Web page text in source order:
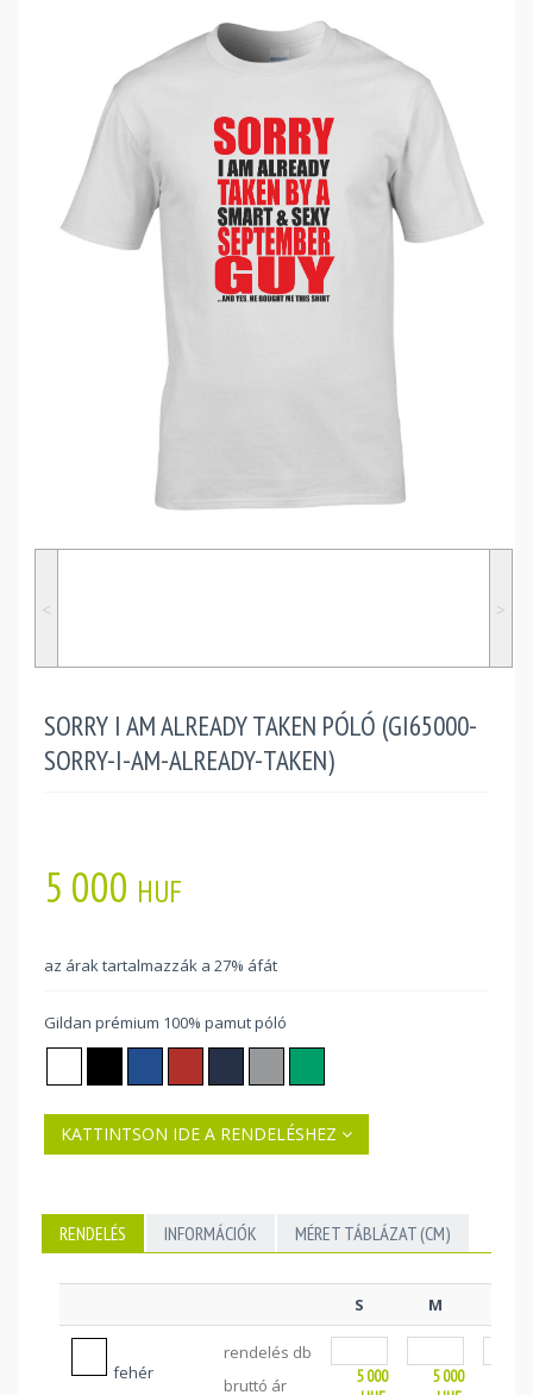
˂ ˃
SORRY I AM ALREADY TAKEN PÓLÓ (GI65000-
SORRY-I-AM-ALREADY-TAKEN)
5 000 HUF
az árak tartalmazzák a 27% áfát
Gildan prémium 100% pamut póló
KATTINTSON IDE A RENDELÉSHEZ
RENDELÉS INFORMÁCIÓK MÉRET TÁBLÁZAT (CM)
S M
fehér
rendelés db
bruttó ár
5 000
5 000